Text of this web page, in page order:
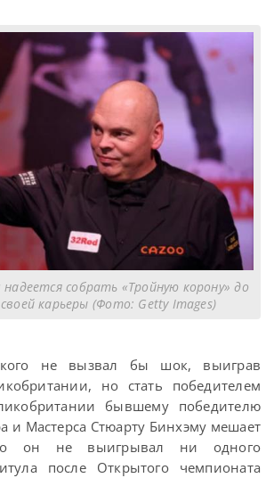
собрать «Тройную корону» до
карьеры (Фото: Getty Images)
не вызвал бы шок, выиграв
но стать победителем
бывшему победителю
и Мастерса Стюарту Бинхэму мешает
он не выигрывал ни одного
после Открытого чемпионата